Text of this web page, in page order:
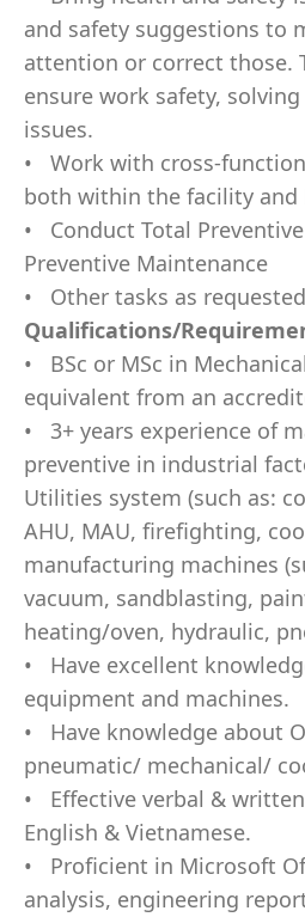
and safety suggestions to
attention or correct those.
ensure work safety, solving
issues.
• Work with cross-function
both within the facility and
• Conduct Total Preventive
Preventive Maintenance
• Other tasks as requeste
Qualifcations/Requireme
• BSc or MSc in Mechanical
equivalent from an accredit
• 3+ years experience of m
preventive in industrial fact
Utilities system (such as: co
AHU, MAU, firefghting, coo
manufacturing machines (
vacuum, sandblasting, pain
heating/oven, hydraulic, pn
• Have excellent knowledg
equipment and machines.
• Have knowledge about
pneumatic/ mechanical/ co
• Effective verbal & written
English & Vietnamese.
• Profcient in Microsoft
analysis, engineering repo